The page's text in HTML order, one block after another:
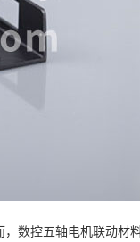
数控五轴电机联动材